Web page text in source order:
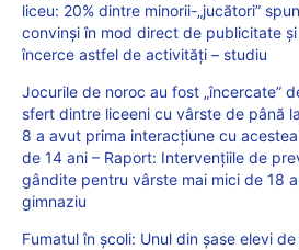
liceu: 20% dintre minorii-„jucători”
convinși în mod direct de publicitate
încerce astfel de activități – studiu
Jocurile de noroc au fost „încercate”
sfert dintre liceeni cu vârste de până
8 a avut prima interacțiune cu
de 14 ani – Raport: Intervențiile de
gândite pentru vârste mai mici de 18
gimnaziu
Fumatul în școli: Unul din șase elevi